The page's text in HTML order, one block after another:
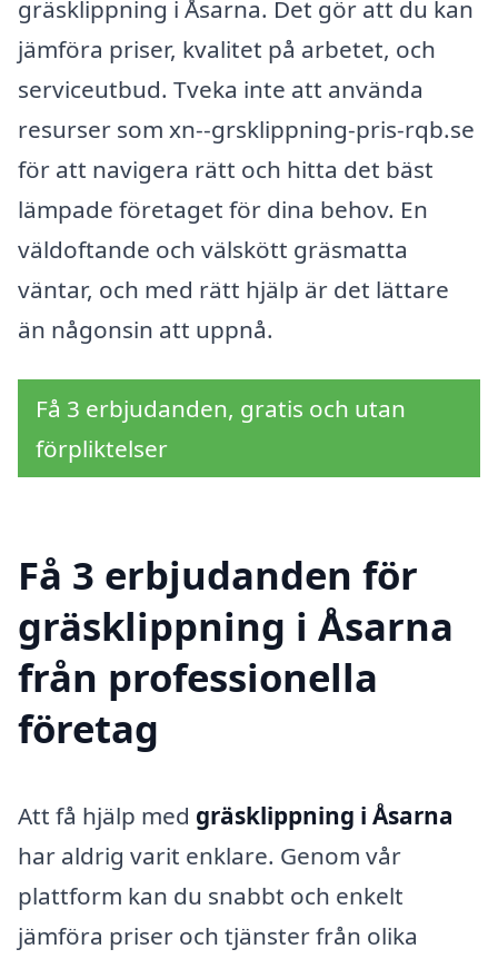
gräsklippning i Åsarna. Det gör att du kan
jämföra priser, kvalitet på arbetet, och
serviceutbud. Tveka inte att använda
resurser som xn--grsklippning-pris-rqb.se
för att navigera rätt och hitta det bäst
lämpade företaget för dina behov. En
väldoftande och välskött gräsmatta
väntar, och med rätt hjälp är det lättare
än någonsin att uppnå.
Få 3 erbjudanden, gratis och utan
förpliktelser
Få 3 erbjudanden för
gräsklippning i Åsarna
från professionella
företag
Att få hjälp med gräsklippning i Åsarna
har aldrig varit enklare. Genom vår
plattform kan du snabbt och enkelt
jämföra priser och tjänster från olika